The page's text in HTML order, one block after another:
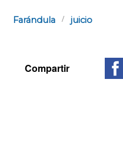
Farándula juicio